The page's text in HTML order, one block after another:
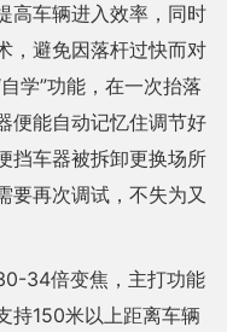
高车辆进入效率，同时
，避免因落杆过快而对
学”功能，在一次抬落
便能自动记忆住调节好
挡车器被拆卸更换场所
要再次调试，不失为又
34倍变焦，主打功能
持150米以上距离车辆